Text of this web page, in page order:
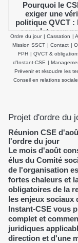
Pourquoi le
exiger une
politique QVCT :
complet pour
durablement la
physique et
salariés
Ordre du jour | Cassation |
Mission SSCT | Contact |
FPH | QVCT &
d’Instant-CSE |
Prévenir et résoudre les
Conseil en relations
Projet d'ordre du
Réunion CSE
l'ordre du jour
Le mois d'août
élus du Comité
de l'organisation
fortes chaleurs et
obligatoires de la
les enjeux sociaux
Instant-CSE vous
complet et
juridiques
direction et d'une